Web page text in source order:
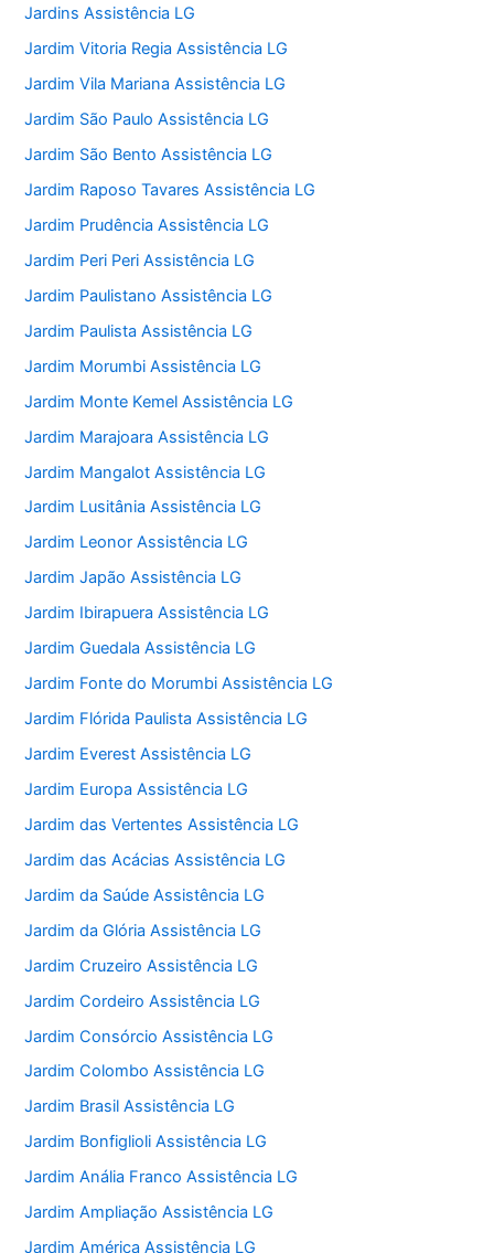
Jardins Assistência LG
Jardim Vitoria Regia Assistência LG
Jardim Vila Mariana Assistência LG
Jardim São Paulo Assistência LG
Jardim São Bento Assistência LG
Jardim Raposo Tavares Assistência LG
Jardim Prudência Assistência LG
Jardim Peri Peri Assistência LG
Jardim Paulistano Assistência LG
Jardim Paulista Assistência LG
Jardim Morumbi Assistência LG
Jardim Monte Kemel Assistência LG
Jardim Marajoara Assistência LG
Jardim Mangalot Assistência LG
Jardim Lusitânia Assistência LG
Jardim Leonor Assistência LG
Jardim Japão Assistência LG
Jardim Ibirapuera Assistência LG
Jardim Guedala Assistência LG
Jardim Fonte do Morumbi Assistência LG
Jardim Flórida Paulista Assistência LG
Jardim Everest Assistência LG
Jardim Europa Assistência LG
Jardim das Vertentes Assistência LG
Jardim das Acácias Assistência LG
Jardim da Saúde Assistência LG
Jardim da Glória Assistência LG
Jardim Cruzeiro Assistência LG
Jardim Cordeiro Assistência LG
Jardim Consórcio Assistência LG
Jardim Colombo Assistência LG
Jardim Brasil Assistência LG
Jardim Bonfiglioli Assistência LG
Jardim Anália Franco Assistência LG
Jardim Ampliação Assistência LG
Jardim América Assistência LG